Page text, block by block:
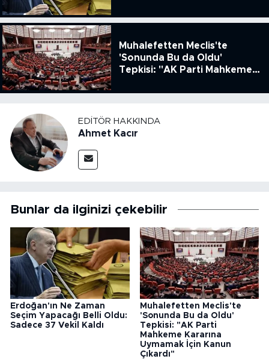
Muhalefetten Meclis'te
'Sonunda Bu da Oldu'
Tepkisi: "AK Parti Mahkeme
Kanun Çıkardı"
EDITÖR HAKKINDA
Ahmet Kacır
Bunlar da ilginizi çekebilir
Erdoğan'ın Ne Zaman
Seçim Yapacağı Belli Oldu:
Sadece 37 Vekil Kaldı
Muhalefetten Meclis'te
'Sonunda Bu da Oldu'
Tepkisi: "AK Parti
Mahkeme Kararına
Uymamak İçin Kanun
Çıkardı"